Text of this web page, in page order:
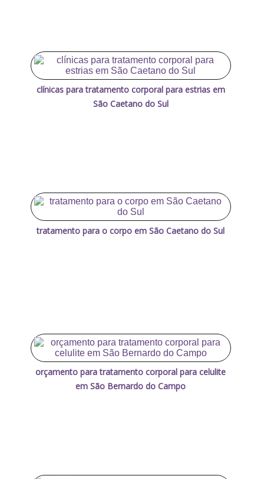
clínicas para tratamento corporal para estrias em
São Caetano do Sul
tratamento para o corpo em São Caetano do Sul
orçamento para tratamento corporal para celulite
em São Bernardo do Campo